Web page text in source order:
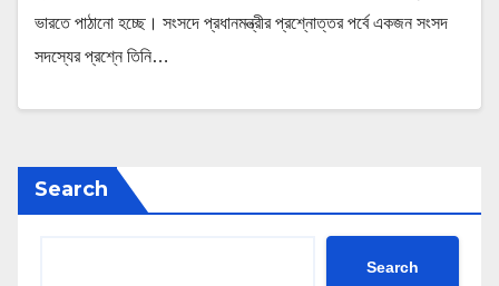
ভারতে পাঠানো হচ্ছে। সংসদে প্রধানমন্ত্রীর প্রশ্নোত্তর পর্বে একজন সংসদ
সদস্যের প্রশ্নে তিনি…
Search
Search